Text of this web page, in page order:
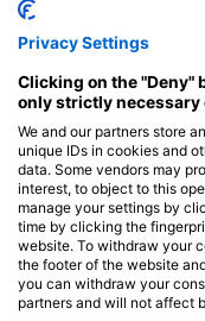
J F M A M J J A
Các trung tâm
này
Tauchzentrum Wien
Wolsteingasse 36, 1210
(Vienna), Nước Áo
Privacy Settings
Clicking on the "Deny"
only strictly necessary
We and our partners store
unique IDs in cookies and
data. Some vendors may
interest, to object to this
manage your settings by
time by clicking the
website. To withdraw your
the footer of the website
you can withdraw your
partners and will not affect